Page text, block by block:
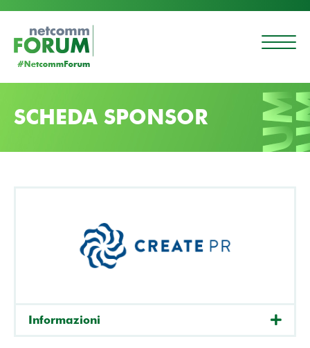
SCHEDA SPONSOR
Informazioni